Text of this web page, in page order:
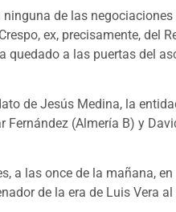
de las
ex, precisamente, del
a las puertas del
de Jesús Medina, la
(Almería B) y
a las once de la mañana,
de la era de Luis Vera